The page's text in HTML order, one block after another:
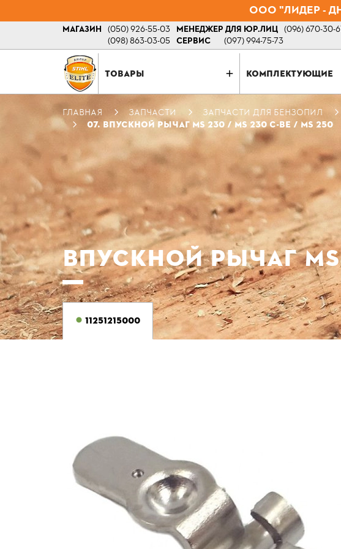
ООО "ЛИДЕР -
МАГАЗИН (050) 926-55-03
(098) 863-03-05
МЕНЕДЖЕР ДЛЯ ЮР.ЛИЦ (096) 670-30-
СЕРВИС
(097) 994-75-73
ТОВАРЫ КОМПЛЕКТУЮЩИЕ
ГЛАВНАЯ ЗАПЧАСТИ ЗАПЧАСТИ ДЛЯ БЕНЗОПИЛ
07. ВПУСКНОЙ РЫЧАГ MS 230 / MS 230 С-ВЕ / MS 250
ВПУСКНОЙ РЫЧАГ MS
11251215000